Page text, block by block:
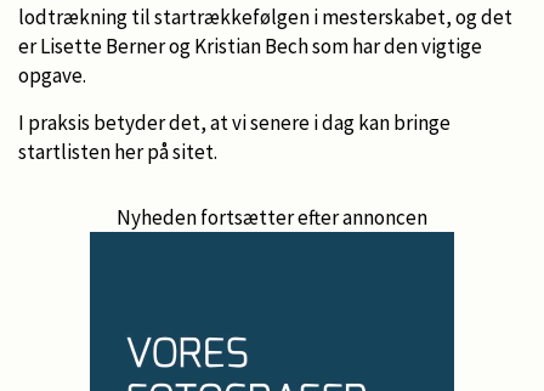
lodtrækning til startrækkefølgen i mesterskabet, og det
er Lisette Berner og Kristian Bech som har den vigtige
opgave.
I praksis betyder det, at vi senere i dag kan bringe
startlisten her på sitet.
Nyheden fortsætter efter annoncen